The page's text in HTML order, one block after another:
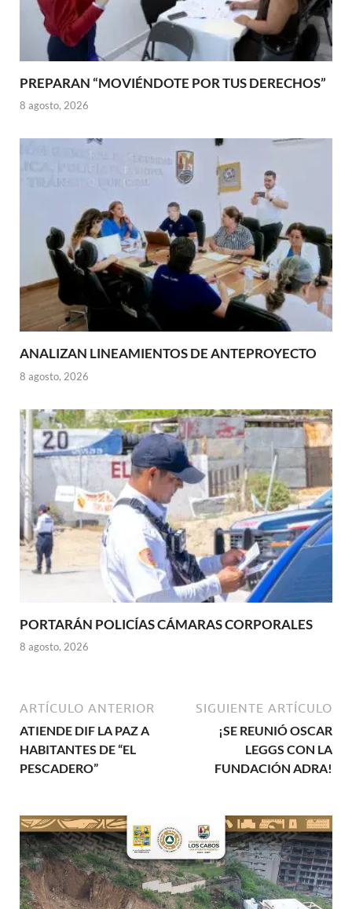
PREPARAN “MOVIÉNDOTE POR TUS DERECHOS”
8 agosto, 2026
ANALIZAN LINEAMIENTOS DE ANTEPROYECTO
8 agosto, 2026
PORTARÁN POLICÍAS CÁMARAS CORPORALES
8 agosto, 2026
ARTÍCULO ANTERIOR
ATIENDE DIF LA PAZ A
HABITANTES DE “EL
PESCADERO”
SIGUIENTE ARTÍCULO
¡SE REUNIÓ OSCAR
LEGGS CON LA
FUNDACIÓN ADRA!